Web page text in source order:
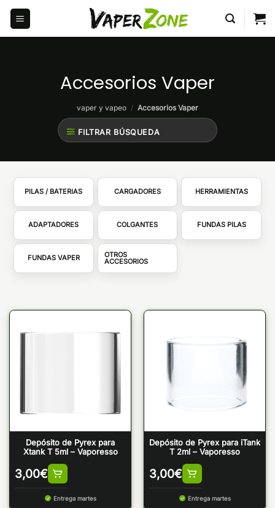
Saltar
contenido
Accesorios Vaper
vaper y vapeo / Accesorios Vaper
FILTRAR BÚSQUEDA
PILAS / BATERIAS CARGADORES HERRAMIENTAS
ADAPTADORES COLGANTES FUNDAS PILAS
FUNDAS VAPER OTROS
ACCESORIOS
Depósito de Pyrex para
Xtank T 5ml – Vaporesso
3,00€
Entrega martes
Depósito de Pyrex para iTank
T 2ml – Vaporesso
3,00€
Entrega martes